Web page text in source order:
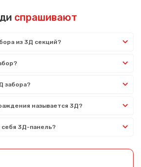
спрашивают
из 3Д секций?
забора?
называется 3Д?
себя 3Д-панель?